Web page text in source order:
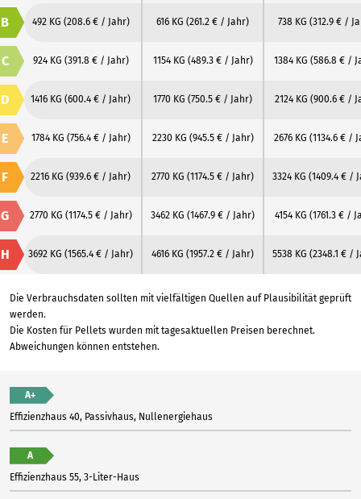
B 492 KG (208.6 € / Jahr) 616 KG (261.2 € / Jahr) 738 KG (312.9 € /
C 924 KG (391.8 € / Jahr) 1154 KG (489.3 € / Jahr) 1384 KG (586.8 € /
D 1416 KG (600.4 € / Jahr) 1770 KG (750.5 € / Jahr) 2124 KG (900.6 € /
E 1784 KG (756.4 € / Jahr) 2230 KG (945.5 € / Jahr) 2676 KG (1134.6 € /
F 2216 KG (939.6 € / Jahr) 2770 KG (1174.5 € / Jahr) 3324 KG (1409.4 € /
G 2770 KG (1174.5 € / Jahr) 3462 KG (1467.9 € / Jahr) 4154 KG (1761.3 € /
H 3692 KG (1565.4 € / Jahr) 4616 KG (1957.2 € / Jahr) 5538 KG (2348.1 € /
Die Verbrauchsdaten sollten mit vielfältigen Quellen auf Plausibilität geprüft
werden.
Die Kosten für Pellets wurden mit tagesaktuellen Preisen berechnet.
Abweichungen können entstehen.
A+
Effizienzhaus 40, Passivhaus, Nullenergiehaus
A
Effizienzhaus 55, 3-Liter-Haus